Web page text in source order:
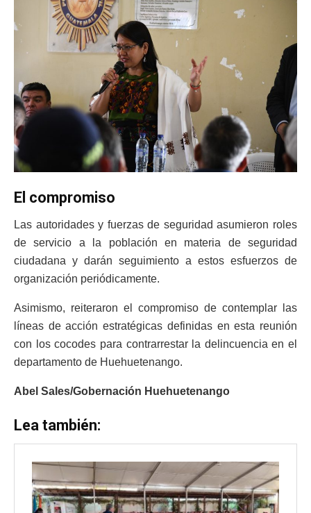
El compromiso
Las autoridades y fuerzas de seguridad asumieron roles
de servicio a la población en materia de seguridad
ciudadana y darán seguimiento a estos esfuerzos de
organización periódicamente.
Asimismo, reiteraron el compromiso de contemplar las
líneas de acción estratégicas definidas en esta reunión
con los cocodes para contrarrestar la delincuencia en el
departamento de Huehuetenango.
Abel Sales/Gobernación Huehuetenango
Lea también: